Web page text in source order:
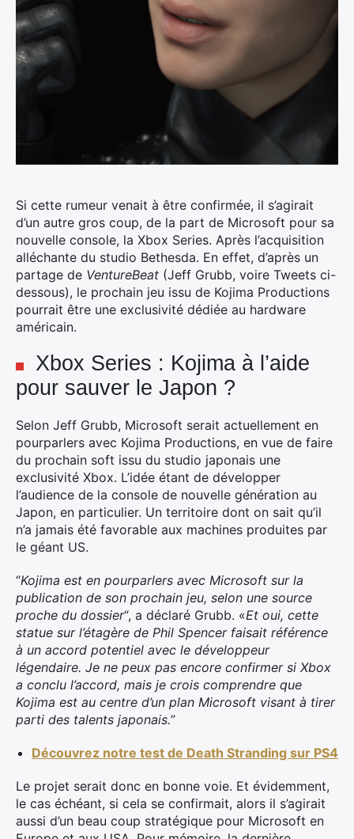
Si cette rumeur venait à être confirmée, il s’agirait
d’un autre gros coup, de la part de Microsoft pour sa
nouvelle console, la Xbox Series. Après l’acquisition
alléchante du studio Bethesda. En effet, d’après un
partage de VentureBeat (Jeff Grubb, voire Tweets ci-
dessous), le prochain jeu issu de Kojima Productions
pourrait être une exclusivité dédiée au hardware
américain.
Xbox Series : Kojima à l’aide
pour sauver le Japon ?
Selon Jeff Grubb, Microsoft serait actuellement en
pourparlers avec Kojima Productions, en vue de faire
du prochain soft issu du studio japonais une
exclusivité Xbox. L’idée étant de développer
l’audience de la console de nouvelle génération au
Japon, en particulier. Un territoire dont on sait qu’il
n’a jamais été favorable aux machines produites par
le géant US.
“Kojima est en pourparlers avec Microsoft sur la
publication de son prochain jeu, selon une source
proche du dossier“, a déclaré Grubb. «Et oui, cette
statue sur l’étagère de Phil Spencer faisait référence
à un accord potentiel avec le développeur
légendaire. Je ne peux pas encore confirmer si Xbox
a conclu l’accord, mais je crois comprendre que
Kojima est au centre d’un plan Microsoft visant à tirer
parti des talents japonais.”
Découvrez notre test de Death Stranding sur PS4
Le projet serait donc en bonne voie. Et évidemment,
le cas échéant, si cela se confirmait, alors il s’agirait
aussi d’un beau coup stratégique pour Microsoft en